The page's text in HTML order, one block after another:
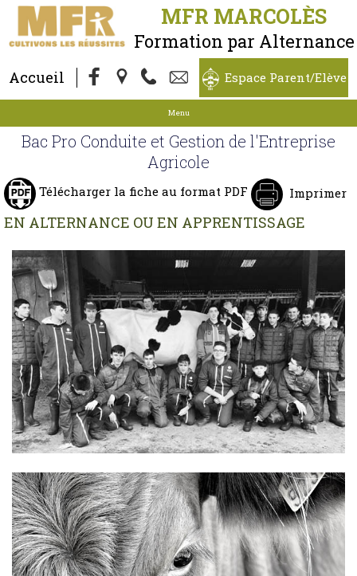
MFR MARCOLÈS
Formation par Alternance
Accueil Espace Parent/Elève
Menu
Bac Pro Conduite et Gestion de l'Entreprise
Agricole
Télécharger la fiche au format PDF Imprimer
EN ALTERNANCE OU EN APPRENTISSAGE